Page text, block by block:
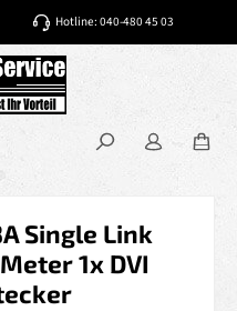
Hotline: 040-480 45 03
Single Link
1x DVI